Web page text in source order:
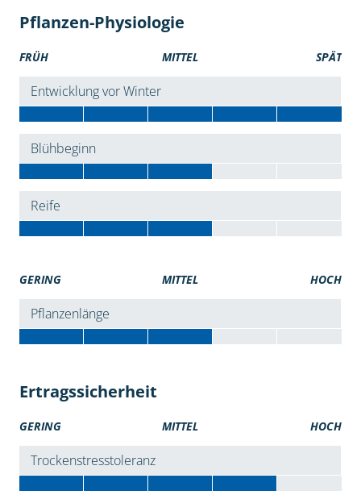
Pflanzen-Physiologie
FRÜH MITTEL SPÄT
Entwicklung vor Winter
Blühbeginn
Reife
GERING MITTEL HOCH
Pflanzenlänge
Ertragssicherheit
GERING MITTEL HOCH
Trockenstresstoleranz